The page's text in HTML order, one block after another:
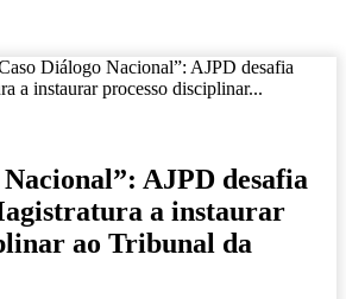
Diálogo Nacional”: AJPD desafia
a instaurar processo disciplinar...
AJPD desafia
a instaurar
ao Tribunal da